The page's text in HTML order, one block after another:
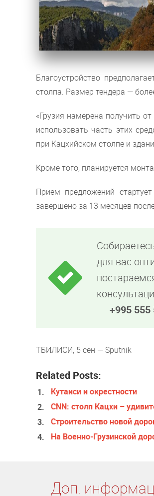
Благоустройство
столпа. Размер тендера —
«Грузия намерена получить
использовать часть этих
при Кацхийском столпе и
Кроме того, планируется
Прием предложений
завершено за 13 месяцев
для вас
+995 555
ТБИЛИСИ, 5 сен — Sputnik
Related Posts:
Кутаиси и окрестности
CNN: столп Кацхи –
Строительство новой
На Военно-Грузинской
Доп.